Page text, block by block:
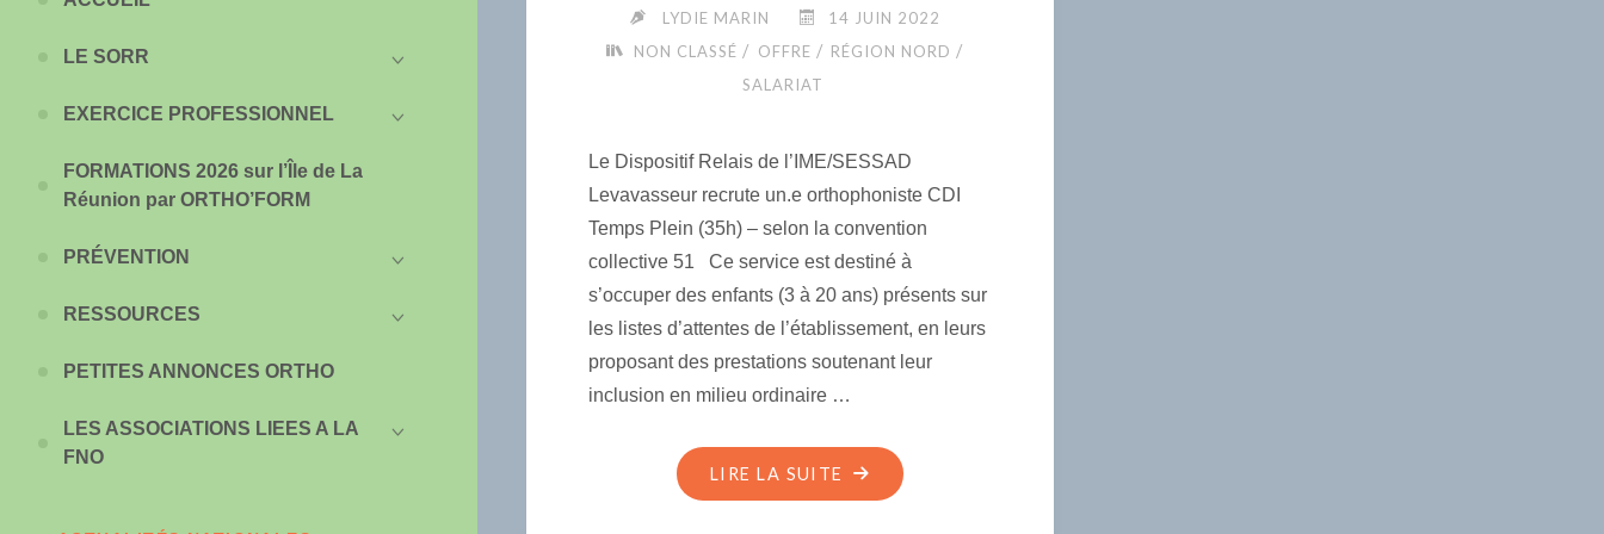
LE SORR
EXERCICE PROFESSIONNEL
FORMATIONS 2026 sur l’Île de La
Réunion par ORTHO’FORM
PRÉVENTION
RESSOURCES
PETITES ANNONCES ORTHO
LES ASSOCIATIONS LIEES A LA
FNO
LYDIE MARIN
14 JUIN 2022
NON CLASSÉ / OFFRE / RÉGION NORD /
SALARIAT
Le Dispositif Relais de l’IME/SESSAD
Levavasseur recrute un.e orthophoniste CDI
Temps Plein (35h) – selon la convention
collective 51 Ce service est destiné à
s’occuper des enfants (3 à 20 ans) présents sur
les listes d’attentes de l’établissement, en leurs
proposant des prestations soutenant leur
inclusion en milieu ordinaire …
LIRE LA SUITE
"OFFRE
EMPLOI